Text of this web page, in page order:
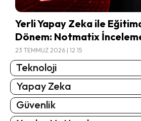
Yerli Yapay Zeka ile
Dönem: Notmatix
23 TEMMUZ 2026 | 12:15
Teknoloji
Yapay Zeka
Güvenlik